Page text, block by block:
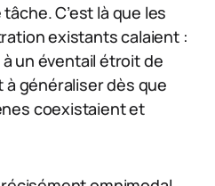
C’est là que les
existants calaient :
un éventail étroit de
généraliser dès que
coexistaient et